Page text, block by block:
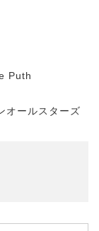
Puth
ールスターズ